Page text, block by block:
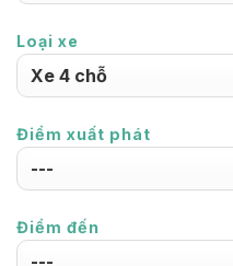
Loại xe
Điểm xuất phát
Điểm đến